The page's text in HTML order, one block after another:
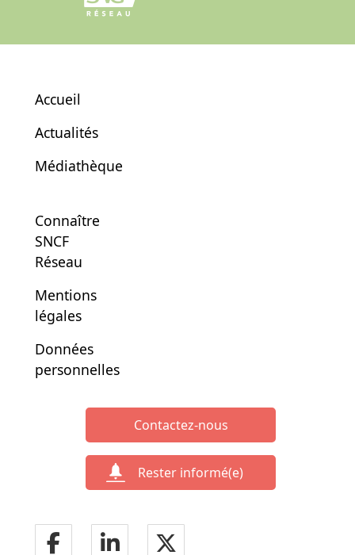
Accueil
Actualités
Médiathèque
Connaître
SNCF
Réseau
Mentions
légales
Données
personnelles
Contactez-nous
Rester informé(e)